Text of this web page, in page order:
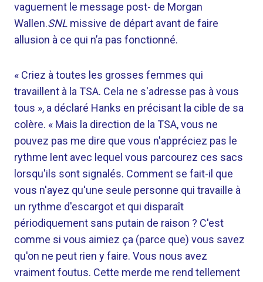
vaguement le message post- de Morgan
Wallen.SNL missive de départ avant de faire
allusion à ce qui n’a pas fonctionné.
« Criez à toutes les grosses femmes qui
travaillent à la TSA. Cela ne s'adresse pas à vous
tous », a déclaré Hanks en précisant la cible de sa
colère. « Mais la direction de la TSA, vous ne
pouvez pas me dire que vous n'appréciez pas le
rythme lent avec lequel vous parcourez ces sacs
lorsqu'ils sont signalés. Comment se fait-il que
vous n'ayez qu'une seule personne qui travaille à
un rythme d'escargot et qui disparaît
périodiquement sans putain de raison ? C'est
comme si vous aimiez ça (parce que) vous savez
qu'on ne peut rien y faire. Vous nous avez
vraiment foutus. Cette merde me rend tellement